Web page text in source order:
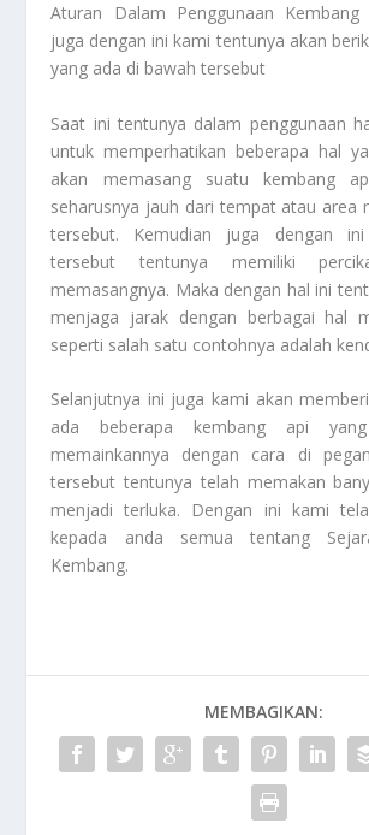
Aturan Dalam Penggunaan Kembang
juga dengan ini kami tentunya akan
yang ada di bawah tersebut
Saat ini tentunya dalam penggunaan
untuk memperhatikan beberapa hal
akan memasang suatu kembang
seharusnya jauh dari tempat atau area
tersebut. Kemudian juga dengan
tersebut tentunya memiliki
memasangnya. Maka dengan hal ini
menjaga jarak dengan berbagai hal
seperti salah satu contohnya adalah
Selanjutnya ini juga kami akan
ada beberapa kembang api
memainkannya dengan cara di
tersebut tentunya telah memakan
menjadi terluka. Dengan ini kami
kepada anda semua tentang
Kembang.
MEMBAGIKAN: